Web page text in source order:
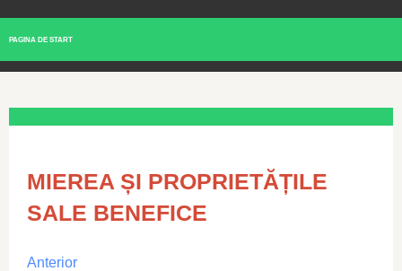
PAGINA DE START
MIEREA ȘI PROPRIETĂȚILE
SALE BENEFICE
Anterior